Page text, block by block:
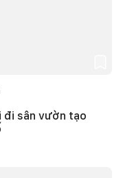
đi sân vườn tạo